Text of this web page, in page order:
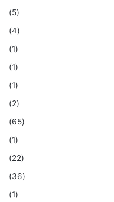
(5)
(4)
(1)
(1)
(1)
(2)
(65)
(1)
(22)
(36)
(1)